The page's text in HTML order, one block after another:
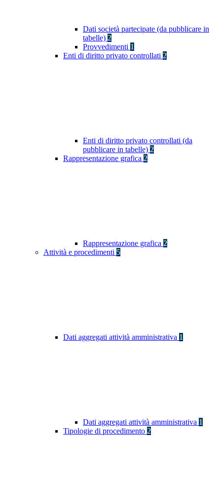
Dati società partecipate (da pubblicare in
tabelle) 2
Provvedimenti 1
Enti di diritto privato controllati 2
Enti di diritto privato controllati (da
pubblicare in tabelle) 2
Rappresentazione grafica 2
Rappresentazione grafica 2
Attività e procedimenti 5
Dati aggregati attività amministrativa 1
Dati aggregati attività amministrativa 1
Tipologie di procedimento 2